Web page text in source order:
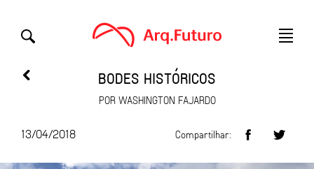
BODES HISTÓRICOS
POR WASHINGTON FAJARDO
13/04/2018 Compartilhar: